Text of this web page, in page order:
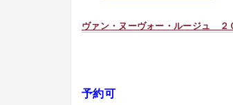
ヴァン・ヌーヴォー・ルージュ ２
予約可